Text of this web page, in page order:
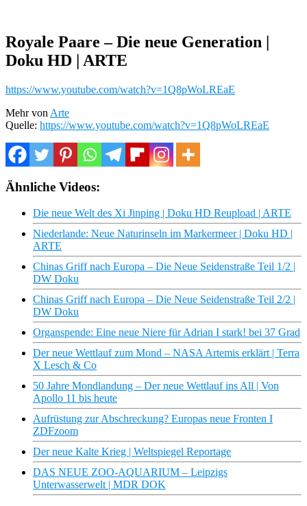
Royale Paare – Die neue Generation |
Doku HD | ARTE
https://www.youtube.com/watch?v=1Q8pWoLREaE
Mehr von Arte
Quelle: https://www.youtube.com/watch?v=1Q8pWoLREaE
Ähnliche Videos:
Die neue Welt des Xi Jinping | Doku HD Reupload | ARTE
Niederlande: Neue Naturinseln im Markermeer | Doku HD |
ARTE
Chinas Griff nach Europa – Die Neue Seidenstraße Teil 1/2 |
DW Doku
Chinas Griff nach Europa – Die Neue Seidenstraße Teil 2/2 |
DW Doku
Organspende: Eine neue Niere für Adrian I stark! bei 37 Grad
Der neue Wettlauf zum Mond – NASA Artemis erklärt | Terra
X Lesch & Co
50 Jahre Mondlandung – Der neue Wettlauf ins All | Von
Apollo 11 bis heute
Aufrüstung zur Abschreckung? Europas neue Fronten I
ZDFzoom
Der neue Kalte Krieg | Weltspiegel Reportage
DAS NEUE ZOO-AQUARIUM – Leipzigs
Unterwasserwelt | MDR DOK